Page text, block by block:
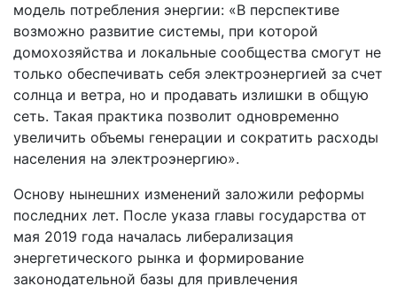
модель потребления энергии: «В перспективе
возможно развитие системы, при которой
домохозяйства и локальные сообщества смогут не
только обеспечивать себя электроэнергией за счет
солнца и ветра, но и продавать излишки в общую
сеть. Такая практика позволит одновременно
увеличить объемы генерации и сократить расходы
населения на электроэнергию».
Основу нынешних изменений заложили реформы
последних лет. После указа главы государства от
мая 2019 года началась либерализация
энергетического рынка и формирование
законодательной базы для привлечения